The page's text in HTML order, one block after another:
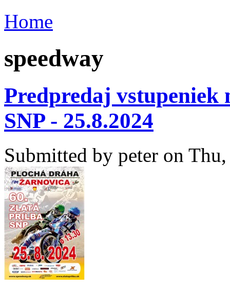
Home
speedway
Predpredaj
SNP - 25.8.2024
Submitted by peter on